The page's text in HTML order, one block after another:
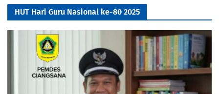
HUT Hari Guru Nasional ke-80 2025